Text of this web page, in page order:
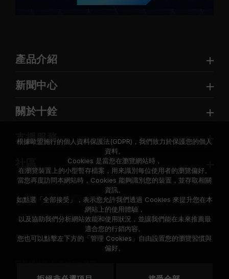
產品介紹
新聞中心
關於十銓
支援服務
© 2026 Team Group Inc. All Rights Reserved.
根據歐盟施行的個人資料保護法(GDPR)，我們致力於保護您的個人
資料。
Cookies 是當您在瀏覽網站時，
在瀏覽裝置上的小型暫存檔案，用來識別每位使用者的瀏覽偏好。
當您再度訪問本網站時，Cookies 能夠識別您的裝置，並存取相關
資訊。
如點選「全部接受」，表示您允許我們透過 Cookies 來提升您在本
網站上的使用體驗，
以及協助我們分析網站效能和使用狀況，並讓我們能在未來推薦最
適合您的行銷內容。
您也可以點擊左下方的「管理 Cookies」自由設置您的瀏覽習慣與
偏好。